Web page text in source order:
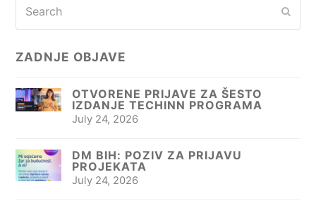
ZADNJE OBJAVE
OTVORENE PRIJAVE ZA ŠESTO
IZDANJE TECHINN PROGRAMA
July 24, 2026
DM BIH: POZIV ZA PRIJAVU
PROJEKATA
July 24, 2026